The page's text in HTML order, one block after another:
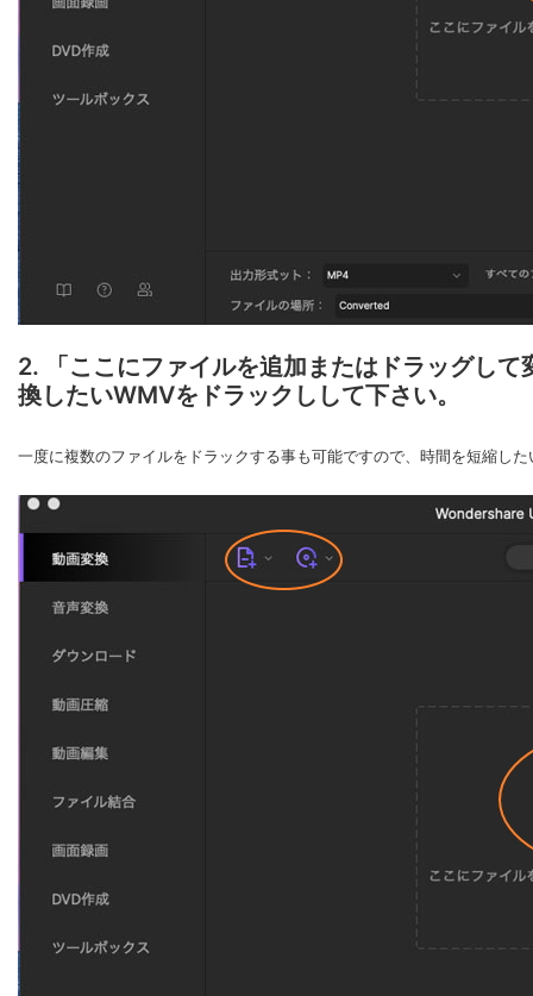
2. 「ここにファイルを追加またはドラッグし
換したいWMVをドラックしして下さい。
一度に複数のファイルをドラックする事も可能ですので、時間を短縮し